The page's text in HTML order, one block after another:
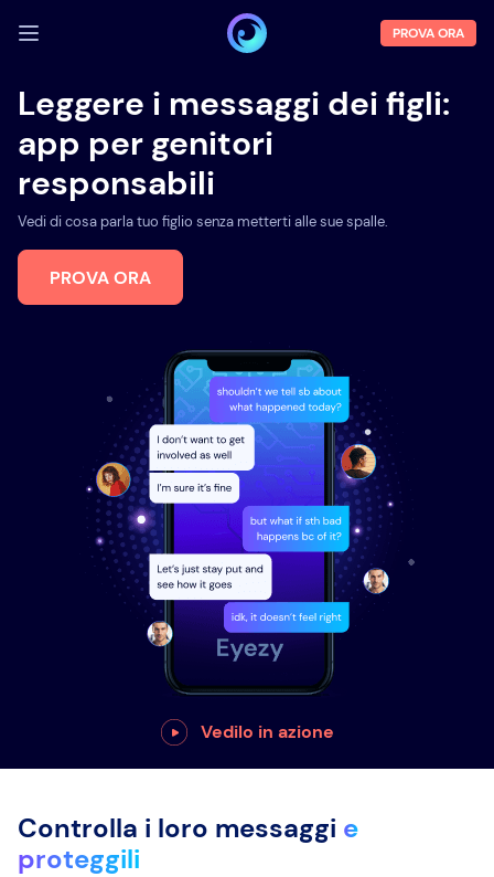
ACCEDI
Demo
Funzioni
Chi siamo
Blog
PROVA ORA
Leggere i messaggi dei figli:
app per genitori
responsabili
Vedi di cosa parla tuo figlio senza metterti alle sue spalle.
PROVA ORA
Vedilo in azione
Controlla i loro messaggi e
proteggili